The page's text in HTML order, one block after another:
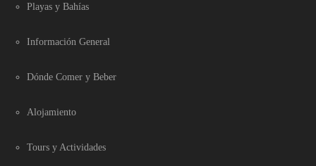
Playas y Bahías
Información General
Dónde Comer y Beber
Alojamiento
Tours y Actividades